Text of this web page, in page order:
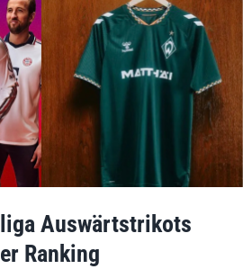
Auswärtstrikots
Ranking